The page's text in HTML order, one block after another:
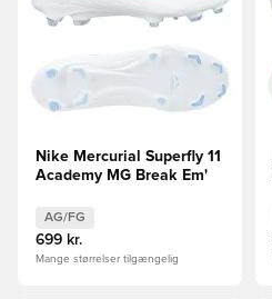
Nike Mercurial Superfly 11
Academy MG Break Em'
AG/FG
699 kr.
Mange størrelser tilgængelig